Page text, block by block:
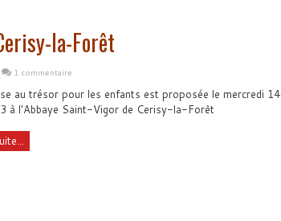
la-Forêt
1 commentaire
au trésor pour les enfants est proposée le mercredi 14
à l'Abbaye Saint-Vigor de Cerisy-la-Forêt